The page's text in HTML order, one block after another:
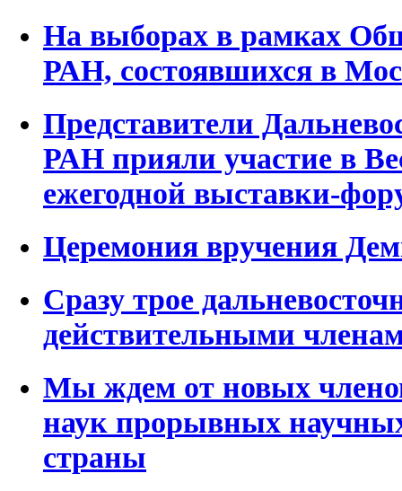
На выборах в рамках
РАН, состоявшихся в
Представители
РАН прияли участие в
ежегодной выставки-
Церемония вручения
Сразу трое
действительными
Мы ждем от новых
наук прорывных
страны